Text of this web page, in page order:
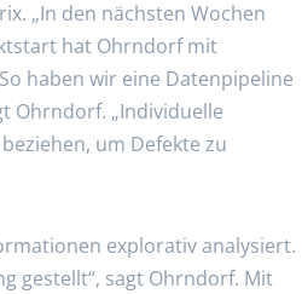
„In den nächsten Wochen
hat Ohrndorf mit
haben wir eine Datenpipeline
Ohrndorf. „Individuelle
um Defekte zu
explorativ analysiert.
gestellt“, sagt Ohrndorf. Mit